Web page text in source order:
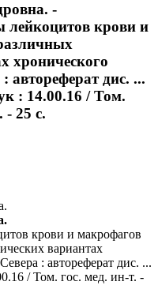
-
лейкоцитов крови и
хронического
автореферат дис. ...
: 14.00.16 / Том.
- 25 с.
крови и макрофагов
вариантах
: автореферат дис. ...
/ Том. гос. мед. ин-т. -